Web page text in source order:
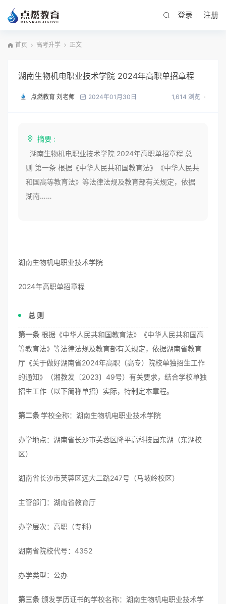
登录 注册
首页 高考升学 正文
湖南生物机电职业技术学院 2024年高职单招章程
点燃教育 刘老师 2024年01月30日 1,614 浏览
摘要 :
湖南生物机电职业技术学院 2024年高职单招章程 总
则 第一条 根据《中华人民共和国教育法》《中华人民共
和国高等教育法》等法律法规及教育部有关规定，依据
湖南……
湖南生物机电职业技术学院
2024年高职单招章程
总 则
第一条 根据《中华人民共和国教育法》《中华人民共和国高
等教育法》等法律法规及教育部有关规定，依据湖南省教育
厅《关于做好湖南省2024年高职（高专）院校单独招生工作
的通知》（湘教发〔2023〕49号）有关要求，结合学校单独
招生工作（以下简称单招）实际，特制定本章程。
第二条学校全称：湖南生物机电职业技术学院
办学地点：湖南省长沙市芙蓉区隆平高科技园东湖（东湖校
区）
湖南省长沙市芙蓉区远大二路247号（马坡岭校区）
主管部门：湖南省教育厅
办学层次：高职（专科）
湖南省院校代号：4352
办学类型：公办
第三条 颁发学历证书的学校名称：湖南生物机电职业技术学